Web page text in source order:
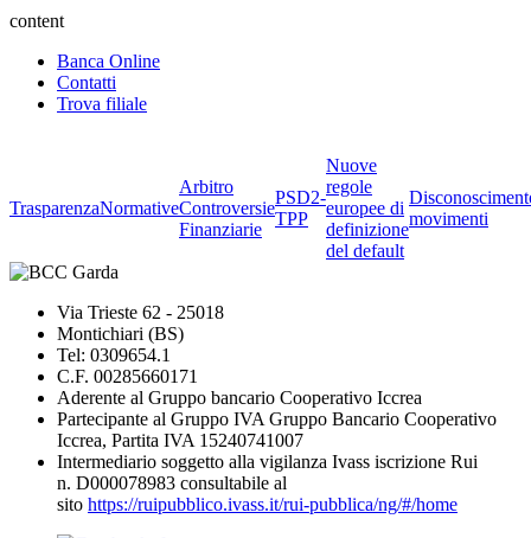
content
Banca Online
Contatti
Trova filiale
TrasparenzaNormative
Arbitro
Controversie
Finanziarie
PSD2-
TPP
Nuove
regole
europee di
definizione
del default
movimenti
Via Trieste 62 - 25018
Montichiari (BS)
Tel: 0309654.1
C.F. 00285660171
Aderente al Gruppo bancario Cooperativo Iccrea
Partecipante al Gruppo IVA Gruppo Bancario Cooperativo
Iccrea, Partita IVA 15240741007
Intermediario soggetto alla vigilanza Ivass iscrizione Rui
n. D000078983 consultabile al
sito https://ruipubblico.ivass.it/rui-pubblica/ng/#/home